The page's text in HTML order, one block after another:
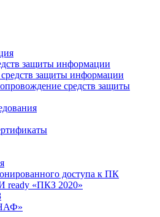
защиты информации
защиты информации
средств защиты
доступа к ПК
ready «ПКЗ 2020»